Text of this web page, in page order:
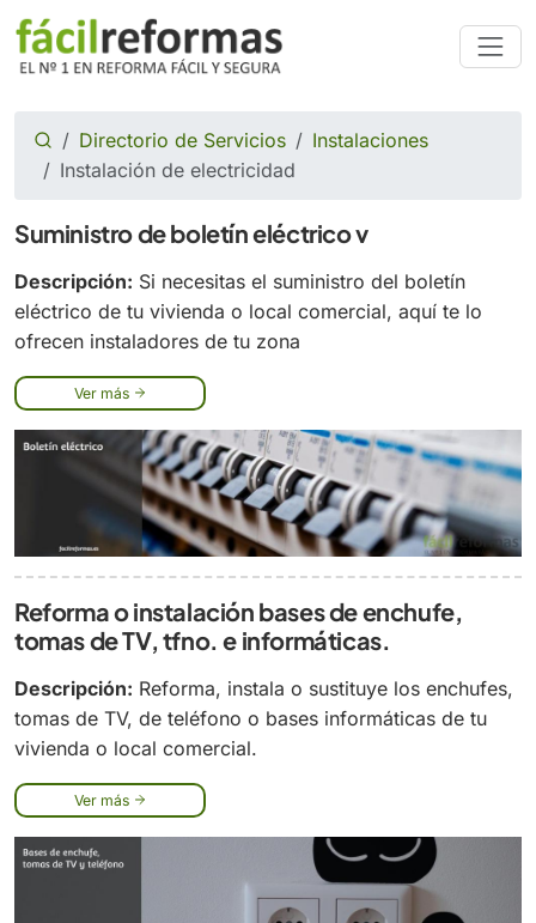
Directorio de Servicios
Instalaciones
Instalación de electricidad
Suministro de boletín eléctrico v
Descripción: Si necesitas el suministro del boletín
eléctrico de tu vivienda o local comercial, aquí te lo
ofrecen instaladores de tu zona
Ver más
Reforma o instalación bases de enchufe,
tomas de TV, tfno. e informáticas.
Descripción: Reforma, instala o sustituye los enchufes,
tomas de TV, de teléfono o bases informáticas de tu
vivienda o local comercial.
Ver más